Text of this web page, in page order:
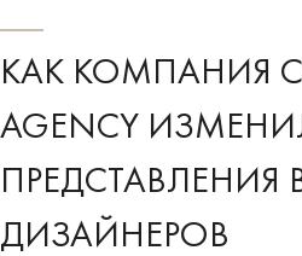
КАК КОМПАНИЯ
AGENCY
ПРЕДСТАВЛЕНИЯ
ДИЗАЙНЕРОВ